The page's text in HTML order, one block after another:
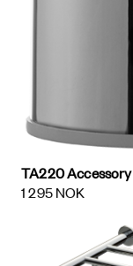
TA220 Accessory
1 295 NOK